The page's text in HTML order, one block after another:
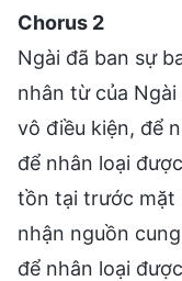
Chorus 2
Ngài đã ban sự
nhân từ của
vô điều kiện, để
để nhân loại
tồn tại trước mặt
nhận nguồn
để nhân loại